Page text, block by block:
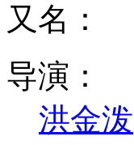
又名：
导演：
洪金泼